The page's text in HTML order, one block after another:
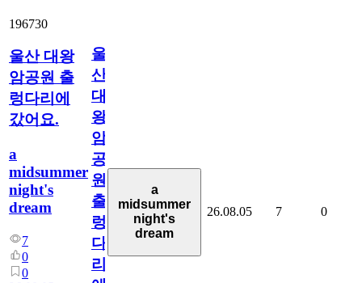
196730
울산 대왕
암공원 출
렁다리에
갔어요.
a
midsummer
night's
dream
7
0
0
울
산
대
왕
암
공
원
출
렁
다
리
a
midsummer
night's
dream
26.08.05 7 0